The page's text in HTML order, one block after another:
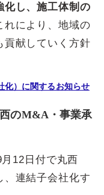
化し、施工体制の
れにより、地域の
貢献していく方針
化）に関するお知らせ
のM&A・事業承
12日付で丸西
、連結子会社化す